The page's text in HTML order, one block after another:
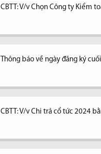
CBTT: V/v Chọn Công ty Kiểm
Thông báo về ngày đăng ký
CBTT: V/v Chi trả cổ tức 2024